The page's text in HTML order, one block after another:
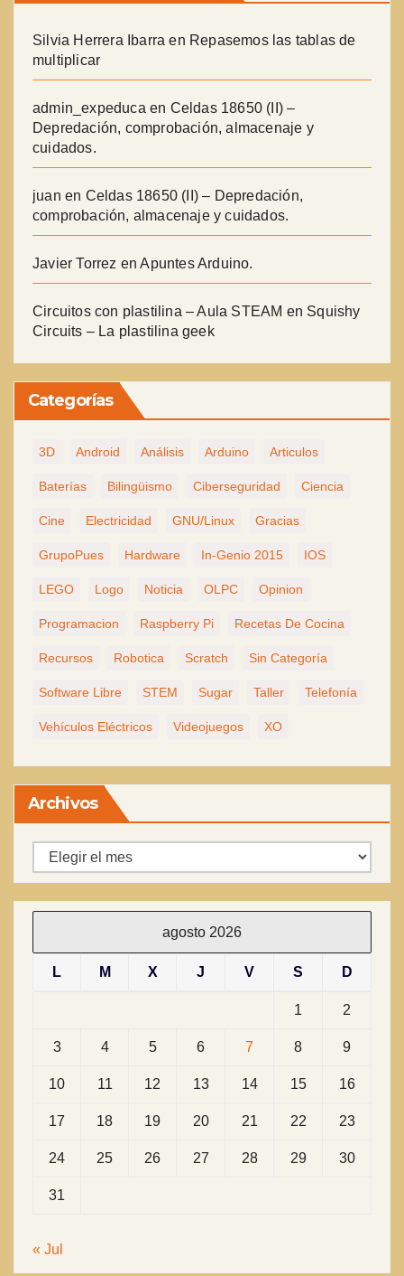
Silvia Herrera Ibarra en Repasemos las tablas de
multiplicar
admin_expeduca en Celdas 18650 (II) –
Depredación, comprobación, almacenaje y
cuidados.
juan en Celdas 18650 (II) – Depredación,
comprobación, almacenaje y cuidados.
Javier Torrez enApuntes Arduino.
Circuitos con plastilina – Aula STEAM en Squishy
Circuits – La plastilina geek
Categorías
3D Android Análisis Arduino Articulos
Baterías Bilingüismo Ciberseguridad Ciencia
Cine Electricidad GNU/Linux Gracias
GrupoPues Hardware In-Genio 2015 IOS
LEGO Logo Noticia OLPC Opinion
Programacion Raspberry Pi Recetas De Cocina
Recursos Robotica Scratch Sin Categoría
Software Libre STEM Sugar Taller Telefonía
Vehículos Eléctricos Videojuegos XO
Archivos
Archivos
agosto 2026
L M X J V S D
1 2
3 4 5 6 7 8 9
10 11 12 13 14 15 16
17 18 19 20 21 22 23
24 25 26 27 28 29 30
31
« Jul